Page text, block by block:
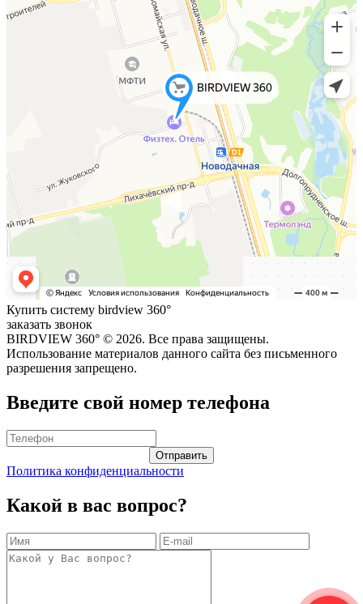
Купить систему birdview 360°
заказать звонок
BIRDVIEW 360° © 2026. Все права защищены.
Использование материалов данного сайта без письменного
разрешения запрещено.
Введите свой номер телефона
Политика конфиденциальности
Какой в вас вопрос?